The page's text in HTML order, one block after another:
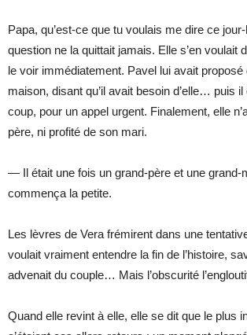
Papa, qu’est-ce que tu voulais me dire ce
question ne la quittait jamais. Elle s’en voulait
le voir immédiatement. Pavel lui avait proposé
maison, disant qu’il avait besoin d’elle… puis il
coup, pour un appel urgent. Finalement, elle
père, ni profité de son mari.
— Il était une fois un grand-père et une
commença la petite.
Les lèvres de Vera frémirent dans une
voulait vraiment entendre la fin de l’histoire,
advenait du couple… Mais l’obscurité
Quand elle revint à elle, elle se dit que le plus